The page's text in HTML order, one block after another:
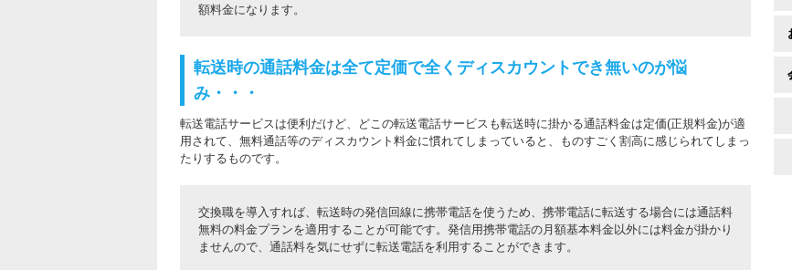
額料金になります。
転送時の通話料金は全て定価で全くディスカウントでき無いのが悩
み・・・
転送電話サービスは便利だけど、どこの転送電話サービスも転送時に掛かる通話料金は定価(正規料金)が適
用されて、無料通話等のディスカウント料金に慣れてしまっていると、ものすごく割高に感じられてしまっ
たりするものです。
交換職を導入すれば、転送時の発信回線に携帯電話を使うため、携帯電話に転送する場合には通話料
無料の料金プランを適用することが可能です。発信用携帯電話の月額基本料金以外には料金が掛かり
ませんので、通話料を気にせずに転送電話を利用することができます。